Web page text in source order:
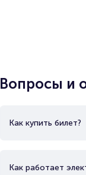
Вопросы и
Как купить билет?
Как работает